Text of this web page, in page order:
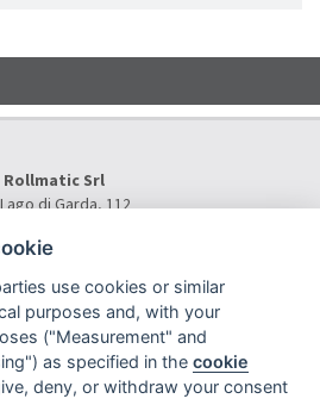
Rollmatic Srl
di Garda, 112
+39 0445 577000
info@rollmatic.com
03391250242
Imprese: 03391250242
2026 - All Rights Reserved
use cookies or similar
purposes and, with your
("Measurement" and
as specified in thecookie
deny, or withdraw your consent